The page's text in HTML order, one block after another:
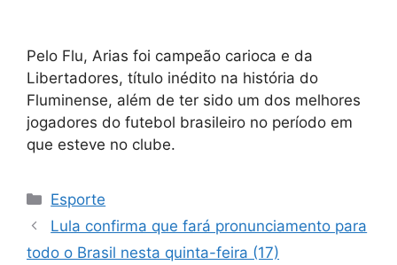
Pelo Flu, Arias foi campeão carioca e da
Libertadores, título inédito na história do
Fluminense, além de ter sido um dos melhores
jogadores do futebol brasileiro no período em
que esteve no clube.
Categorias
Esporte
Lula confirma que fará pronunciamento para
todo o Brasil nesta quinta-feira (17)